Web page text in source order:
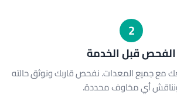
2
الفحص قبل الخدمة
مع جميع المعدات. نفحص قاربك ونوثق حالته
أي مخاوف محددة.